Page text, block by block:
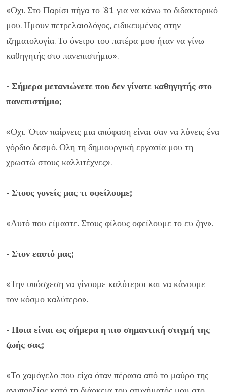
«Οχι. Στο Παρίσι πήγα το '81 για να κάνω το διδακτορικό
μου. Ημουν πετρελαιολόγος, ειδικευμένος στην
ιζηματολογία. Το όνειρο του πατέρα μου ήταν να γίνω
καθηγητής στο πανεπιστήμιο».
- Σήμερα μετανιώνετε που δεν γίνατε καθηγητής στο
πανεπιστήμιο;
«Οχι. 'Οταν παίρνεις μια απόφαση είναι σαν να λύνεις ένα
γόρδιο δεσμό. Ολη τη δημιουργική εργασία μου τη
χρωστώ στους καλλιτέχνες».
- Στους γονείς μας τι οφείλουμε;
«Αυτό που είμαστε. Στους φίλους οφείλουμε το ευ ζην».
- Στον εαυτό μας;
«Την υπόσχεση να γίνουμε καλύτεροι και να κάνουμε
τον κόσμο καλύτερο».
- Ποια είναι ως σήμερα η πιο σημαντική στιγμή της
ζωής σας;
«Το χαμόγελο που είχα όταν πέρασα από το μαύρο της